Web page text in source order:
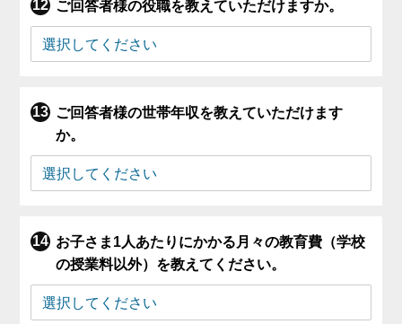
ご回答者様の役職を教えていただけますか。
ご回答者様の世帯年収を教えていただけます
か。
お子さま1人あたりにかかる月々の教育費（学校
の授業料以外）を教えてください。